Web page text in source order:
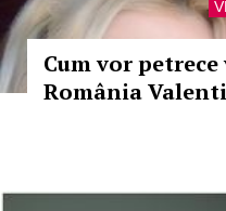
Cum vor
România